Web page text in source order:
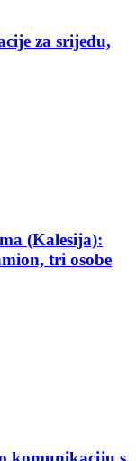
za srijedu,
(Kalesija):
tri osobe